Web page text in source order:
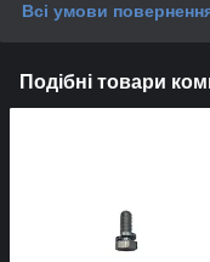
Всі умови
Подібні товари